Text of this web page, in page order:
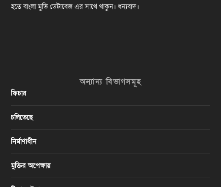
হতে বাংলা মুভি ডেটাবেজ এর সাথে থাকুন। ধন্যবাদ।
অন্যান্য বিভাগসমূহ
ফিচার
চলিতেছে
নির্মাণাধীন
মুক্তির অপেক্ষায়